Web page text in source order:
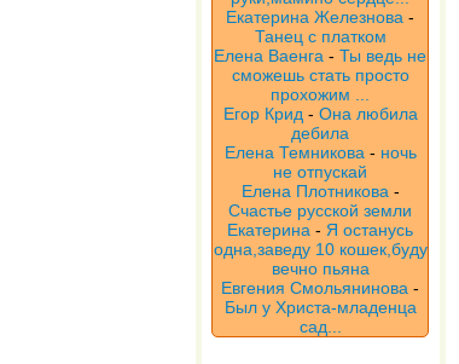
Екатерина Железнова -
Танец с платком
Елена Ваенга - Ты ведь не
сможешь стать просто
прохожим ...
Егор Крид - Она любила
дебила
Елена Темникова - ночь
не отпускай
Елена Плотникова -
Счастье русской земли
Екатерина - Я останусь
одна,заведу 10 кошек,буду
вечно пьяна
Евгения Смольянинова -
Был у Христа-младенца
сад...